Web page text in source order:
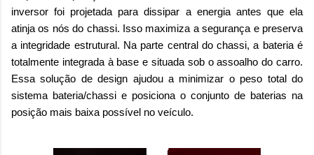
inversor foi projetada para dissipar a energia antes que ela
atinja os nós do chassi. Isso maximiza a segurança e preserva
a integridade estrutural. Na parte central do chassi, a bateria é
totalmente integrada à base e situada sob o assoalho do carro.
Essa solução de design ajudou a minimizar o peso total do
sistema bateria/chassi e posiciona o conjunto de baterias na
posição mais baixa possível no veículo.